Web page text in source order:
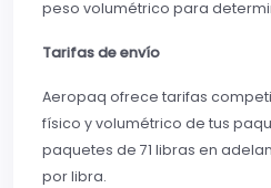
peso volumétrico para
Tarifas de envío
Aeropaq ofrece tarifas
físico y volumétrico de tus
paquetes de 71 libras en
por libra.